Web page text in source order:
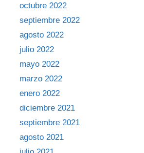
octubre 2022
septiembre 2022
agosto 2022
julio 2022
mayo 2022
marzo 2022
enero 2022
diciembre 2021
septiembre 2021
agosto 2021